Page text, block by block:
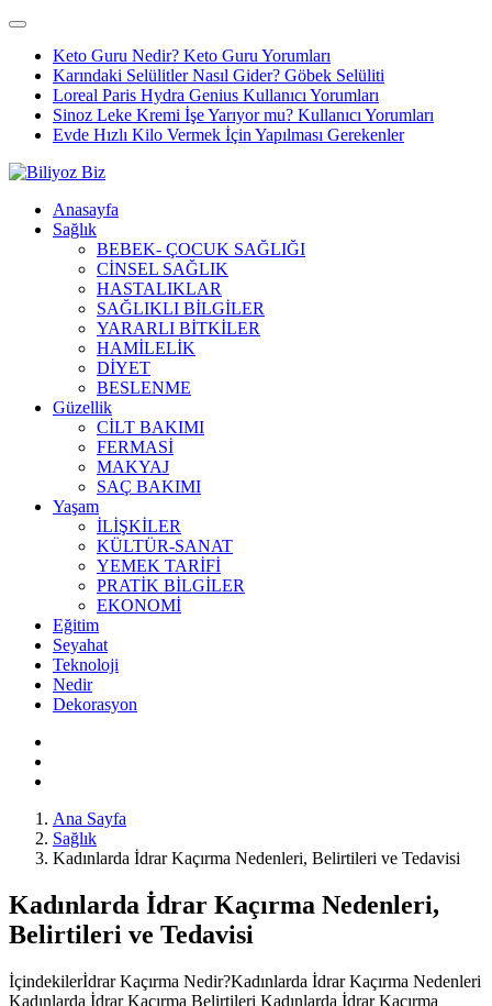
Keto Guru Nedir? Keto Guru Yorumları
Karındaki Selülitler Nasıl Gider? Göbek Selüliti
Loreal Paris Hydra Genius Kullanıcı Yorumları
Sinoz Leke Kremi İşe Yarıyor mu? Kullanıcı Yorumları
Evde Hızlı Kilo Vermek İçin Yapılması Gerekenler
Anasayfa
Sağlık
BEBEK- ÇOCUK SAĞLIĞI
CİNSEL SAĞLIK
HASTALIKLAR
SAĞLIKLI BİLGİLER
YARARLI BİTKİLER
HAMİLELİK
DİYET
BESLENME
Güzellik
CİLT BAKIMI
FERMASİ
MAKYAJ
SAÇ BAKIMI
Yaşam
İLİŞKİLER
KÜLTÜR-SANAT
YEMEK TARİFİ
PRATİK BİLGİLER
EKONOMİ
Eğitim
Seyahat
Teknoloji
Nedir
Dekorasyon
Ana Sayfa
Sağlık
Kadınlarda İdrar Kaçırma Nedenleri, Belirtileri ve Tedavisi
Kadınlarda İdrar Kaçırma Nedenleri,
Belirtileri ve Tedavisi
İçindekilerİdrar Kaçırma Nedir?Kadınlarda İdrar Kaçırma Nedenleri
Kadınlarda İdrar Kaçırma Belirtileri Kadınlarda İdrar Kaçırma